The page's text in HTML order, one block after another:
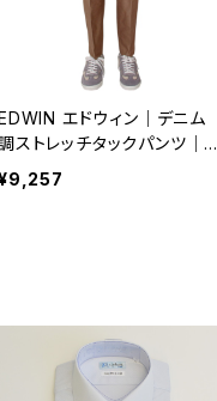
エドウィン｜デニム
ストレッチタックパンツ｜メ
ズ 通年 k80142 ベージュ